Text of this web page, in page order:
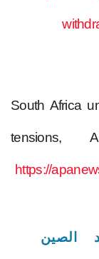
South Africa
tensions,
https://
الصين